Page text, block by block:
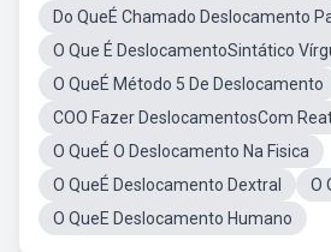
Do QueÉ Chamado Deslocamento
O Que É DeslocamentoSintático
O QueÉ Método 5 De Deslocamento
COO Fazer DeslocamentosCom
O QueÉ O Deslocamento Na Fisica
O QueÉ Deslocamento Dextral
O
O QueE Deslocamento Humano